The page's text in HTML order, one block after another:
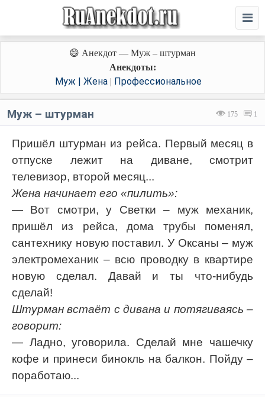
😄 Анекдот — Муж – штурман
Анекдоты:
Муж | Жена| Профессиональное
175 1
Муж – штурман
Пришёл штурман из рейса. Первый месяц в
отпуске лежит на диване, смотрит
телевизор, второй месяц...
Жена начинает его «пилить»:
— Вот смотри, у Светки – муж механик,
пришёл из рейса, дома трубы поменял,
сантехнику новую поставил. У Оксаны – муж
электромеханик – всю проводку в квартире
новую сделал. Давай и ты что-нибудь
сделай!
Штурман встаёт с дивана и потягиваясь –
говорит:
— Ладно, уговорила. Сделай мне чашечку
кофе и принеси бинокль на балкон. Пойду –
поработаю...